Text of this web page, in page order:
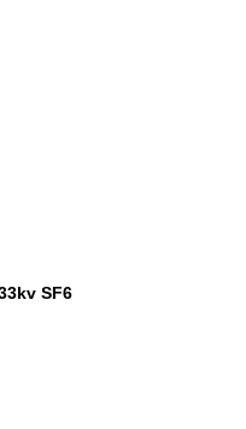
SF6